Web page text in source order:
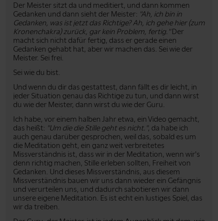
Der Meister sitzt da und meditiert, und dann kommen
Gedanken und dann sieht der Meister: "Ah, ich bin in
Gedanken, was ist jetzt das Richtige? Ah, ich gehe hier (zum
Kronenchakra) zurück, gar kein Problem, fertig."Der
macht sich nicht dafür fertig, dass er gerade einen
Gedanken gehabt hat, aber wir machen das. Sei wie der
Meister. Sei frei.
Sei wie du bist.
Und wenn du dir das gestattest, dann fällt es dir leicht, in
jeder Situation genau das Richtige zu tun, und dann wirst
du wie der Meister, dann wirst du wie der Guru.
Ich habe, vor einem halben Jahr etwa, ein Video gemacht,
das heißt: "Um die die Stille geht es nicht.", da habe ich
auch genau darüber gesprochen, weil das, sobald es um
die Meditation geht, ein ganz weit verbreitetes
Missverständnis ist, dass wir in der Meditation, wenn wir's
denn richtig machen, Stille erleben sollten, Freiheit von
Gedanken. Und dieses Missverständnis, aus diesem
Missverständnis bauen wir uns dann wieder ein Gefängnis
und verurteilen uns, und dadurch sabotieren wir dann
unsere eigene Meditation. Es ist echt ein lustiges Spiel, das
wir da treiben.